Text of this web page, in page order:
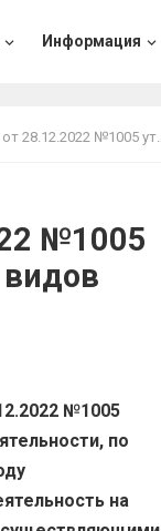
Информация
видов экономической деятельности
№1005
№1005
по
на